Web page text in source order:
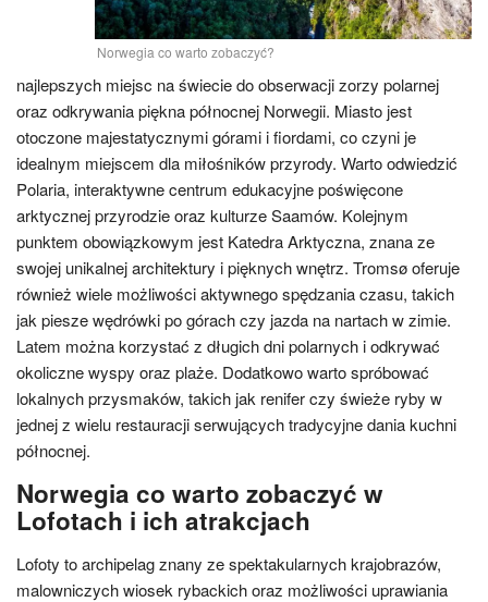
Norwegia co warto zobaczyć?
najlepszych miejsc na świecie do obserwacji zorzy polarnej
oraz odkrywania piękna północnej Norwegii. Miasto jest
otoczone majestatycznymi górami i fiordami, co czyni je
idealnym miejscem dla miłośników przyrody. Warto odwiedzić
Polaria, interaktywne centrum edukacyjne poświęcone
arktycznej przyrodzie oraz kulturze Saamów. Kolejnym
punktem obowiązkowym jest Katedra Arktyczna, znana ze
swojej unikalnej architektury i pięknych wnętrz. Tromsø oferuje
również wiele możliwości aktywnego spędzania czasu, takich
jak piesze wędrówki po górach czy jazda na nartach w zimie.
Latem można korzystać z długich dni polarnych i odkrywać
okoliczne wyspy oraz plaże. Dodatkowo warto spróbować
lokalnych przysmaków, takich jak renifer czy świeże ryby w
jednej z wielu restauracji serwujących tradycyjne dania kuchni
północnej.
Norwegia co warto zobaczyć w
Lofotach i ich atrakcjach
Lofoty to archipelag znany ze spektakularnych krajobrazów,
malowniczych wiosek rybackich oraz możliwości uprawiania